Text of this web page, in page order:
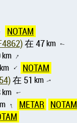
NOTAM
乌尔姆机场 ( LF4862)在 47km ↑
km ↑
km ↑
NOTAM
( LF0754)在 51 km ↑
km ↑
↑ METAR
NOTAM